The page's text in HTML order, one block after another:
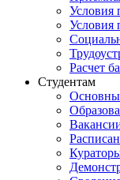
Условия
Условия
Расчет
Студентам